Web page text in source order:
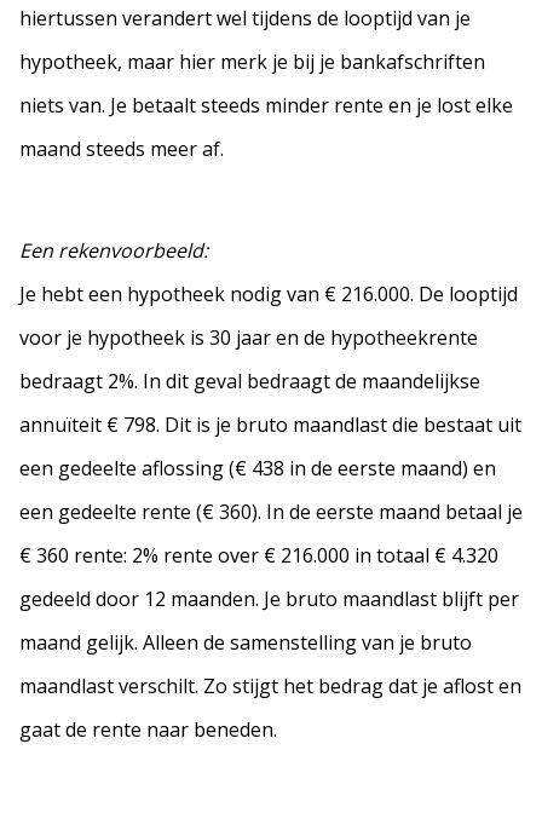
hiertussen verandert wel tijdens de looptijd van je
hypotheek, maar hier merk je bij je bankafschriften
niets van. Je betaalt steeds minder rente en je lost elke
maand steeds meer af.
Een rekenvoorbeeld:
Je hebt een hypotheek nodig van € 216.000. De looptijd
voor je hypotheek is 30 jaar en de hypotheekrente
bedraagt 2%. In dit geval bedraagt de maandelijkse
annuïteit € 798. Dit is je bruto maandlast die bestaat uit
een gedeelte aflossing (€ 438 in de eerste maand) en
een gedeelte rente (€ 360). In de eerste maand betaal je
€ 360 rente: 2% rente over € 216.000 in totaal € 4.320
gedeeld door 12 maanden. Je bruto maandlast blijft per
maand gelijk. Alleen de samenstelling van je bruto
maandlast verschilt. Zo stijgt het bedrag dat je aflost en
gaat de rente naar beneden.